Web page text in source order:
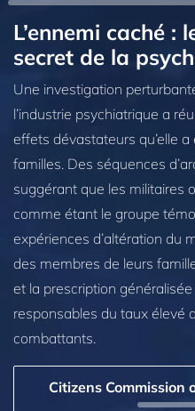
L’ennemi caché :
secret de la
Une investigation
l’industrie psychiatrique a
effets dévastateurs qu’elle
familles. Des séquences
suggérant que les militaires
comme étant le groupe
expériences d’altération du
des membres de leurs
et la prescription
responsables du taux élevé
combattants.
Citizens Commission